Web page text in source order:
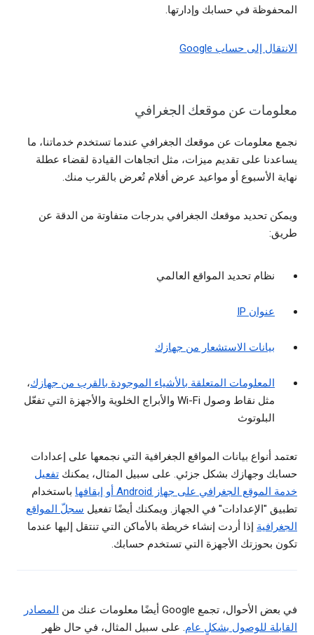
المحفوظة في حسابك وإدارتها.
الانتقال إلى حساب Google
معلومات عن موقعك الجغرافي
نجمع معلومات عن موقعك الجغرافي عندما تستخدم خدماتنا، ما
يساعدنا على تقديم ميزات، مثل اتجاهات القيادة لقضاء عطلة
نهاية الأسبوع أو مواعيد عرض أفلام تُعرض بالقرب منك.
ويمكن تحديد موقعك الجغرافي بدرجات متفاوتة من الدقة عن
طريق:
نظام تحديد المواقع العالمي
عنوان IP
بيانات الاستشعار من جهازك
المعلومات المتعلقة بالأشياء الموجودة بالقرب من جهازك،
مثل نقاط وصول Wi-Fi والأبراج الخلوية والأجهزة التي تفعّل
البلوتوث
تعتمد أنواع بيانات المواقع الجغرافية التي نجمعها على إعدادات
حسابك وجهازك بشكل جزئي. على سبيل المثال، يمكنك تفعيل
خدمة الموقع الجغرافي على جهاز Android أو إيقافها
باستخدام
تطبيق "الإعدادات" في الجهاز. ويمكنك أيضًا تفعيل سجلّ المواقع
الجغرافية إذا أردت إنشاء خريطة بالأماكن التي تنتقل إليها عندما
تكون بحوزتك الأجهزة التي تستخدم حسابك.
في بعض الأحوال، تجمع Google أيضًا معلومات عنك من
المصادر
القابلة للوصول بشكلٍ عام. على سبيل المثال، في حال ظهر